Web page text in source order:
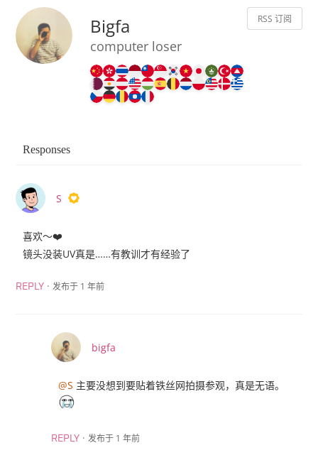
Bigfa
computer loser
RSS 订阅
Responses
S
喜欢～❤️
镜头没装UV真是……有教训才有经验了
REPLY ·发布于 1 年前
bigfa
@S 主要没想到要贴着铁丝网拍摄参观，真是无语。
REPLY ·发布于 1 年前